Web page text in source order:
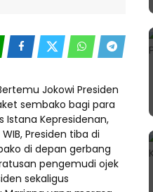
Jokowi Presiden
sembako bagi para
Istana Kepresidenan,
Presiden tiba di
di depan gerbang
pengemudi ojek
sekaligus